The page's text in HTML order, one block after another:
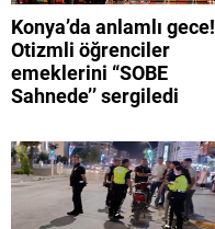
Konya’da anlamlı gece!
Otizmli öğrenciler
emeklerini “SOBE
Sahnede’’ sergiledi